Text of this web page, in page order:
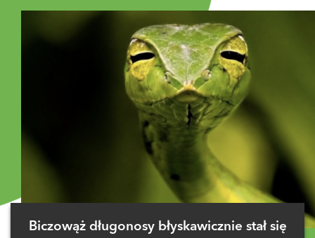
Biczowąż długonosy błyskawicznie stał się